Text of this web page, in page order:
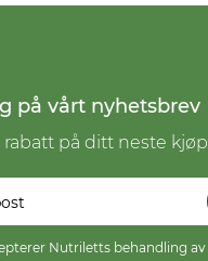
på vårt nyhetsbrev
rabatt på ditt neste kjøp
Nutriletts behandling av